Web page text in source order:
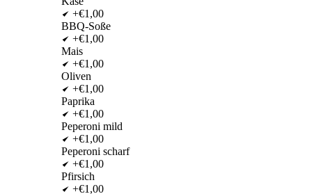
+€1,00
BBQ-Soße
+€1,00
Mais
+€1,00
Oliven
+€1,00
Paprika
+€1,00
Peperoni mild
+€1,00
Peperoni scharf
+€1,00
Pfirsich
+€1,00